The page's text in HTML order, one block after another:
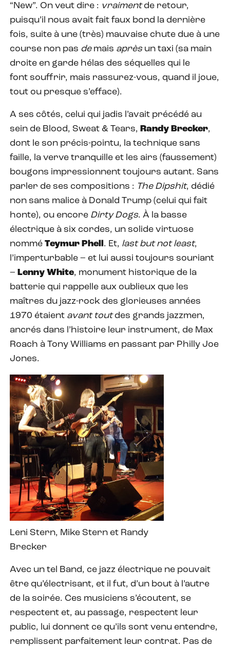
“New”. On veut dire : vraimentde retour,
puisqu’il nous avait fait faux bond la dernière
fois, suite à une (très) mauvaise chute due à une
course non pas demais aprèsun taxi (sa main
droite en garde hélas des séquelles qui le
font souffrir, mais rassurez-vous, quand il joue,
tout ou presque s’efface).
A ses côtés, celui qui jadis l’avait précédé au
sein de Blood, Sweat & Tears, Randy Brecker,
dont le son précis-pointu, la technique sans
faille, la verve tranquille et les airs (faussement)
bougons impressionnent toujours autant. Sans
parler de ses compositions : The Dipshit, dédié
non sans malice à Donald Trump (celui qui fait
honte), ou encore Dirty Dogs. À la basse
électrique à six cordes, un solide virtuose
nommé Teymur Phell . Et, last but not least,
l’imperturbable – et lui aussi toujours souriant
– Lenny White, monument historique de la
batterie qui rappelle aux oublieux que les
maîtres du jazz-rock des glorieuses années
1970 étaient avant toutdes grands jazzmen,
ancrés dans l’histoire leur instrument, de Max
Roach à Tony Williams en passant par Philly Joe
Jones.
Leni Stern, Mike Stern et Randy
Brecker
Avec un tel Band, ce jazz électrique ne pouvait
être qu’électrisant, et il fut, d’un bout à l’autre
de la soirée. Ces musiciens s’écoutent, se
respectent et, au passage, respectent leur
public, lui donnent ce qu’ils sont venu entendre,
remplissent parfaitement leur contrat. Pas de